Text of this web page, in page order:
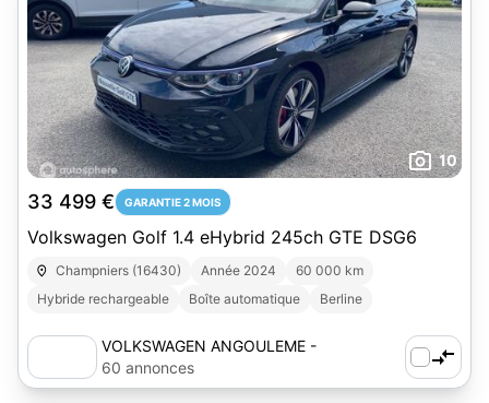
10
33 499 € GARANTIE 2 MOIS
Volkswagen Golf 1.4 eHybrid 245ch GTE DSG6
Champniers (16430) Année 2024
60 000 km
Hybride rechargeable
Boîte automatique Berline
VOLKSWAGEN ANGOULEME -
AUTOSPHERE
60 annonces